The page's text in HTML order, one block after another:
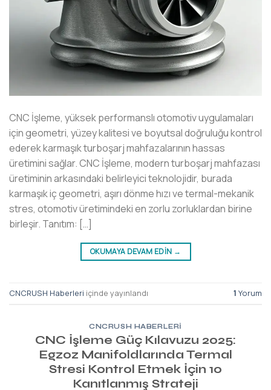
CNC İşleme, yüksek performanslı otomotiv uygulamaları
için geometri, yüzey kalitesi ve boyutsal doğruluğu kontrol
ederek karmaşık turboşarj mahfazalarının hassas
üretimini sağlar. CNC İşleme, modern turboşarj mahfazası
üretiminin arkasındaki belirleyici teknolojidir, burada
karmaşık iç geometri, aşırı dönme hızı ve termal-mekanik
stres, otomotiv üretimindeki en zorlu zorluklardan birine
birleşir. Tanıtım: […]
OKUMAYA DEVAM EDIN →
CNCRUSH Haberleri içinde yayınlandı 1 Yorum
CNCRUSH HABERLERI
CNC İşleme Güç Kılavuzu 2025:
Egzoz Manifoldlarında Termal
Stresi Kontrol Etmek İçin 10
Kanıtlanmış Strateji